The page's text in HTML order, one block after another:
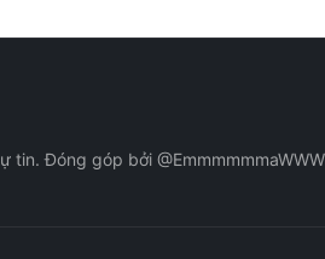
Đóng góp bởi